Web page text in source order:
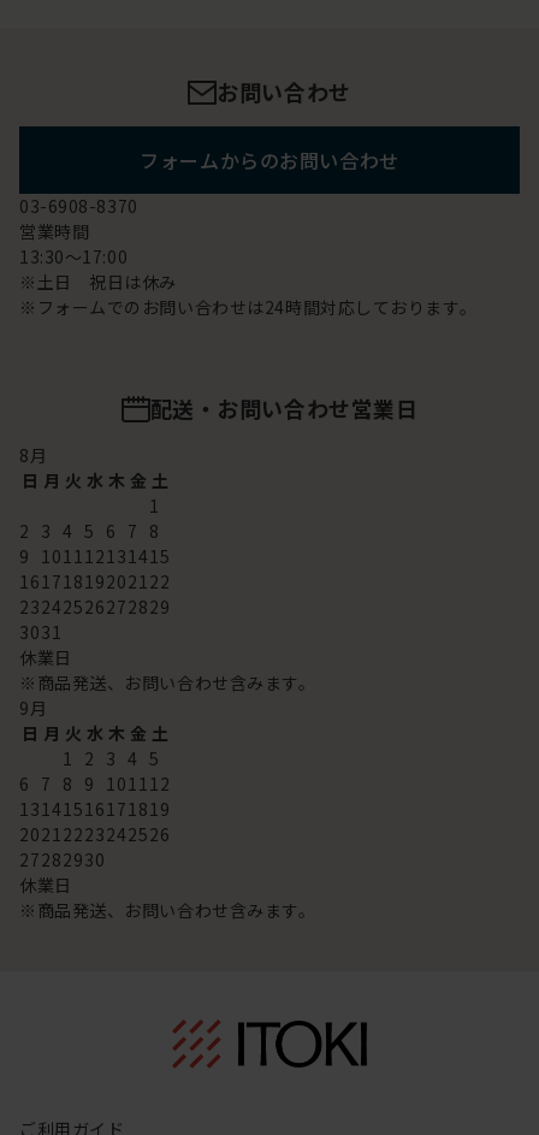
お問い合わせ
フォームからのお問い合わせ
03-6908-8370
営業時間
13:30～17:00
※土日 祝日は休み
※フォームでのお問い合わせは24時間対応しております。
配送・お問い合わせ営業日
8月
日 月 火 水 木 金 土
1
2 3 4 5 6 7 8
9 101112131415
16171819202122
23242526272829
3031
休業日
※商品発送、お問い合わせ含みます。
9月
日 月 火 水 木 金 土
1 2 3 4 5
6 7 8 9 101112
13141516171819
20212223242526
27282930
休業日
※商品発送、お問い合わせ含みます。
ご利用ガイド